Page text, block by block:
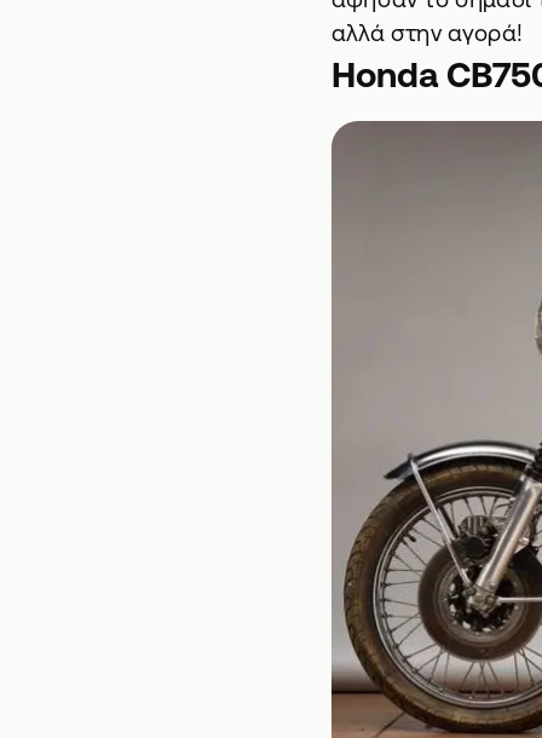
αλλά στην αγορά!
Honda